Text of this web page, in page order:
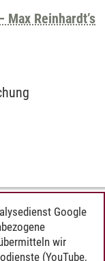
Reinhardt’s
Google
wir
(YouTube,